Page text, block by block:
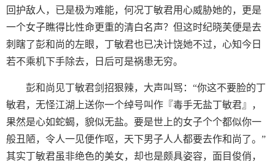
回护敌人，已是极为难能，何况丁敏君用心威胁她的，更是
一个女子瞧得比性命更重的清白名声？但这时纪晓芙便是去
刺瞎了彭和尚的左眼，丁敏君也已决计饶她不过，心知今日
若不乘机下手除去，日后可是祸患无穷。
彭和尚见丁敏君剑招狠辣，大声叫骂：“你这不要脸的丁
敏君，无怪江湖上送你一个绰号叫作『毒手无盐丁敏君』，
果然是心如蛇蝎，貌似无盐。要是世上的女子个个都似你一
般丑陋，令人一见便作呕，天下男子人人都要去作和尚了。”
其实丁敏君虽非绝色的美女，却也是颇具姿容，面目俊俏，